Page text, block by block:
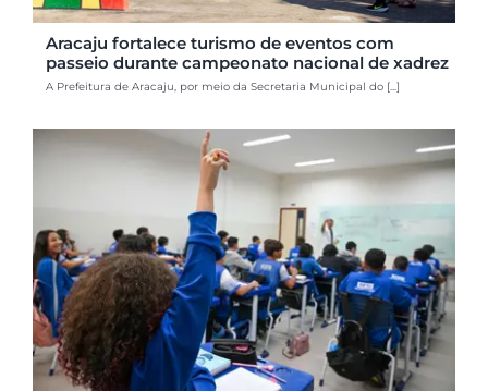
Aracaju fortalece turismo de eventos com
passeio durante campeonato nacional de xadrez
A Prefeitura de Aracaju, por meio da Secretaria Municipal do [...]